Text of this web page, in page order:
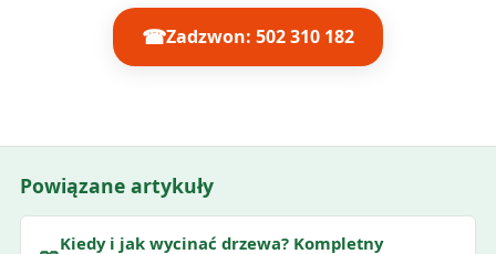
☎Zadzwon: 502 310 182
Powiązane artykuły
Kiedy i jak wycinać drzewa? Kompletny